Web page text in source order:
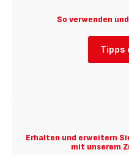
So verwenden
Tipps
Erhalten und erweitern
mit unserem